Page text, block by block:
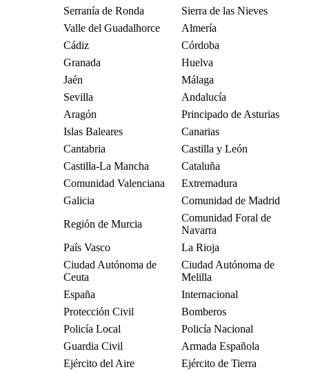
Serranía de Ronda
Sierra de las Nieves
Valle del Guadalhorce
Almería
Cádiz
Córdoba
Granada
Huelva
Jaén
Málaga
Sevilla
Andalucía
Aragón
Principado de Asturias
Islas Baleares
Canarias
Cantabria
Castilla y León
Castilla-La Mancha
Cataluña
Comunidad Valenciana
Extremadura
Galicia
Comunidad de Madrid
Región de Murcia
Comunidad Foral de
Navarra
País Vasco
La Rioja
Ciudad Autónoma de
Ceuta
Ciudad Autónoma de
Melilla
España
Internacional
Protección Civil
Bomberos
Policía Local
Policía Nacional
Guardia Civil
Armada Española
Ejército del Aire
Ejército de Tierra